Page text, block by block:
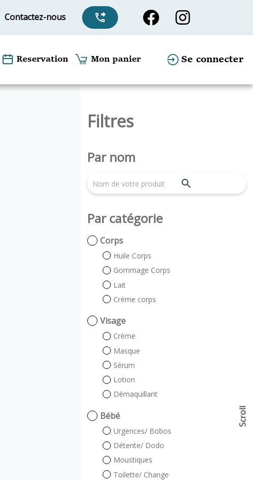
Contactez-nous phone_forwarded
Reservation Mon panier Se connecter
Scroll
Filtres
Par nom
search
Par catégorie
Corps
Huile Corps
Gommage Corps
Lait
Crème corps
Visage
Crème
Masque
Sérum
Lotion
Démaquillant
Bébé
Urgences/ Bobos
Détente/ Dodo
Moustiques
Toilette/ Change